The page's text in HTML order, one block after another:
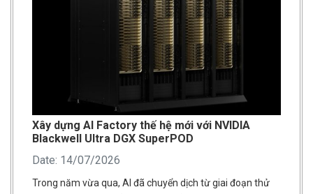
Xây dựng AI Factory thế hệ mới với NVIDIA
Blackwell Ultra DGX SuperPOD
Date: 14/07/2026
Trong năm vừa qua, AI đã chuyển dịch từ giai đoạn thử